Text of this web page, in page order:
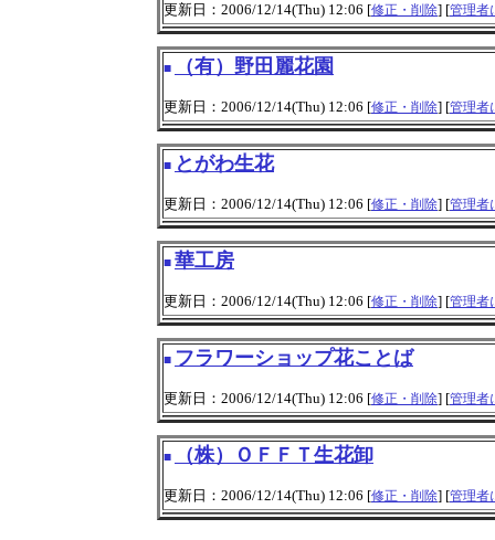
更新日：2006/12/14(Thu) 12:06 [修正・削除] [管理者
■ （有）野田麗花園
更新日：2006/12/14(Thu) 12:06 [修正・削除] [管理者
■ とがわ生花
更新日：2006/12/14(Thu) 12:06 [修正・削除] [管理者
■ 華工房
更新日：2006/12/14(Thu) 12:06 [修正・削除] [管理者
■ フラワーショップ花ことば
更新日：2006/12/14(Thu) 12:06 [修正・削除] [管理者
■ （株）ＯＦＦＴ生花卸
更新日：2006/12/14(Thu) 12:06 [修正・削除] [管理者